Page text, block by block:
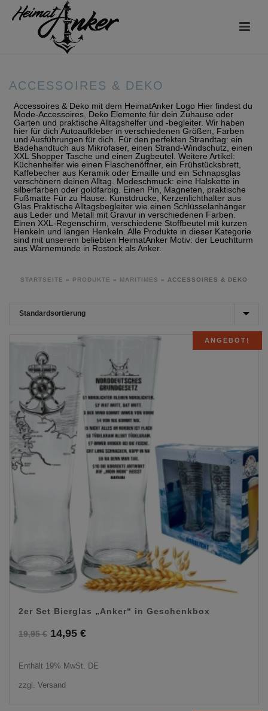
ACCESSOIRES & DEKO
Accessoires & Deko mit dem HeimatAnker Logo Hier findest du
Mode-Accessoires, Deko Elemente für dein Zuhause oder
Garten und praktische Alltagshelfer und -begleiter. Wir haben
hier für dich Autoaufkleber in verschiedenen Größen, Farben
und Ausführungen für dich. Für den perfekten Strandtag: ein
Badehandtuch aus Mikrofaser, einen Strand-Windschutz, einen
XXL Shopper Tasche und einen Zugbeutel. Weitere Artikel:
Küchenhelfer wie einen Flaschenöffner, ein Frühstücksbrett,
Kaffebecher aus Keramik oder Emaille und ein Schnapsglas
verschönern deinen Alltag. Modeschmuck: eine Halskette in
silberfarben oder goldfarbig. Einen Pin, Magneten, praktische
Fußmatte Für zu Hause: Kunstdrucke, Kerzenlichthalter aus
Glas Praktische Alltagsbegleiter wie einen Schlüsselanhänger
aus Leder und Metall mit Gravur in verschiedenen Farben.
Einen XXL-Regenschirm, verschiedene Stoffbeutel mit kurzen
Henkeln und langen Henkeln. Alle Produkte in dieser Kategorie
sind mit unserem beliebten HeimatAnker Motiv: der Leuchtturm
aus Warnemünde in Rostock als Anker.
STARTSEITE » PRODUKTE » MARITIMES » ACCESSOIRES & DEKO
ANGEBOT!
2er Set Bierglas „Anker“ in Geschenkbox
19,95€ Ursprünglicher
14,95 €Aktueller
Enthält 19% MwSt. DE
zzgl. Versand